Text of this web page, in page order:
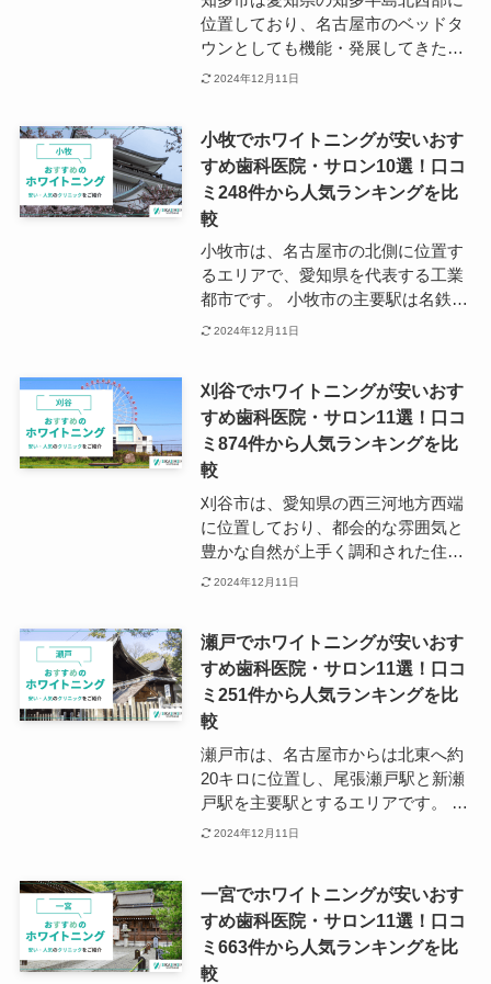
い場合は、三好公園エリアをリサー
チすることをおすすめします。
位置しており、名古屋市のベッドタ
ウンとしても機能・発展してきた町
です。 名古屋から一番近い海水浴場
しめるため県内でも多くの人が集ま
るレジャースポットです。 知多市の
市内にはホワイトニング施術可能な
サロンや、歯科医院はありますが、
市内にまばらに点在しているため、
電車を利用したアクセスよりは車を
利用したアクセスのほうが向いてい
るといえるでしょう。 利便性や、望
んでいる治療内容などを踏まえて、
ロンを見つけることをおすすめいた
します。
2024年12月11日
小牧でホワイトニングが安いおす
すめ歯科医院・サロン10選！口コ
ミ248件から人気ランキングを比
較
小牧市は、名古屋市の北側に位置す
るエリアで、愛知県を代表する工業
都市です。 小牧市の主要駅は名鉄小
牧線の小牧駅で、鉄道の他に東名高
ことから、アクセスの利便性が高い
地域という特徴があります。 子育て
中のファミリー世帯も多いという背
景から、小牧駅近辺には多くの歯科
医院が立ち並んでいます。 ホワイト
ニングに力を入れているクリニック
も多く、健康と審美の両方から口腔
ケアにアプローチできるでしょう。
2024年12月11日
刈谷でホワイトニングが安いおす
すめ歯科医院・サロン11選！口コ
ミ874件から人気ランキングを比
較
刈谷市は、愛知県の西三河地方西端
に位置しており、都会的な雰囲気と
豊かな自然が上手く調和された住み
やすさが魅力の町です。 愛知県とい
系列の会社が多数集まっているため
「トヨタグループ発祥の地」ともよ
ばれています。 刈谷市の市内にはホ
ワイトニング施術可能なサロンや、
歯科医院は点在していますが、主要
駅である刈谷駅周辺に多く集まって
います。 刈谷駅はJR東海の東海道
本線と名鉄三河線の二線が乗り入れ
ているため、電車を利用したアクセ
道23号線沿いにもホワイトニング施
術可能なサロンや歯科医院があるた
め、車を利用したアクセスの場合は
ぜひリサーチしてみてください。
2024年12月11日
瀬戸でホワイトニングが安いおす
すめ歯科医院・サロン11選！口コ
ミ251件から人気ランキングを比
較
瀬戸市は、名古屋市からは北東へ約
20キロに位置し、尾張瀬戸駅と新瀬
戸駅を主要駅とするエリアです。 瀬
戸の特産品というと、1000年以上の
房があり、陶器にまつわる産業が盛
んです。 なお、瀬戸周辺でホワイト
ニングを検討されている場合には、
名鉄瀬戸線に沿うように歯科医院の
2024年12月11日
一宮でホワイトニングが安いおす
すめ歯科医院・サロン11選！口コ
ミ663件から人気ランキングを比
較